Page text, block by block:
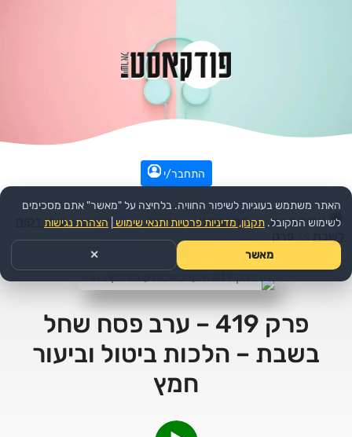
התחבר/י
עמוד הבית >> דת ורוחני >> יהדות >>הפודקאסט: שתי דקות
פרק 419 – ערב פסח שחל
בשבת – הלכות ביטול וביעור
חמץ
האתר משתמש בעוגיות לשיפור החוויה. בלחיצה על "מאשר" אתם מסכימים
לשימוש המקובל. תקנון, מדיניות פרטיות ותנאי שימוש הצהרת נגישות
מאשר ✕